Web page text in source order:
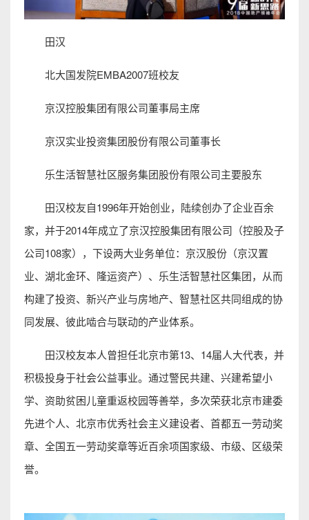
田汉
北大国发院EMBA2007班校友
京汉控股集团有限公司董事局主席
京汉实业投资集团股份有限公司董事长
乐生活智慧社区服务集团股份有限公司主要股东
田汉校友自1996年开始创业，陆续创办了企业百余
家，并于2014年成立了京汉控股集团有限公司（控股及子
公司108家），下设两大业务单位：京汉股份（京汉置
业、湖北金环、隆运资产）、乐生活智慧社区集团，从而
构建了投资、新兴产业与房地产、智慧社区共同组成的协
同发展、彼此啮合与联动的产业体系。
田汉校友本人曾担任北京市第13、14届人大代表，并
积极投身于社会公益事业。通过警民共建、兴建希望小
学、资助贫困儿童重返校园等善举，多次荣获北京市建委
先进个人、北京市优秀社会主义建设者、首都五一劳动奖
章、全国五一劳动奖章等近百余项国家级、市级、区级荣
誉。